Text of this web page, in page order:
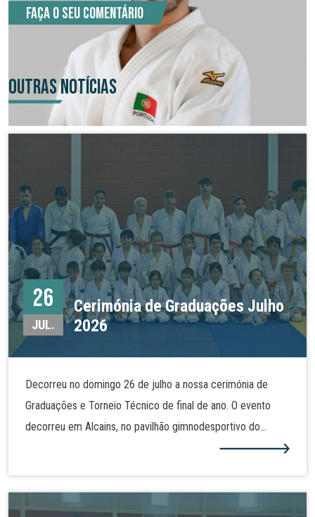
Faça o seu comentário
OUTRAS NOTÍCIAS
26
JUL.
Cerimónia de Graduações Julho
2026
Decorreu no domingo 26 de julho a nossa cerimónia de
Graduações e Torneio Técnico de final de ano. O evento
decorreu em Alcains, no pavilhão gimnodesportivo do
Agrupamento de Escola José Sanches e São Vicente da
graduação e demonstraram as técnicas de judo tanto no
solo como em pé. Mais fotos na nossa galeria!